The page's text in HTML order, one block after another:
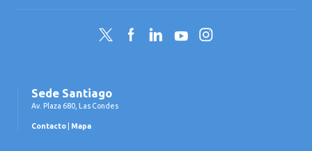
Twitter FacebookLinkedInYouTubeInstagram
Sede Santiago
Av. Plaza 680, Las Condes
Contacto Mapa